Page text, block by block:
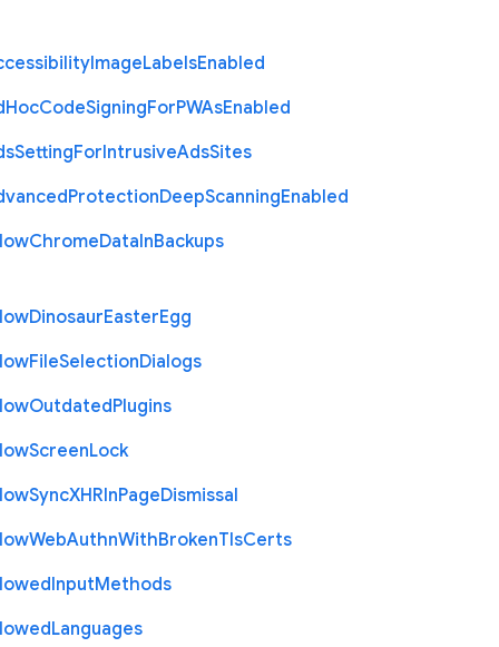
ImageLabelsEnabled
HocCodeSigningForPWAsEnabled
SettingForIntrusiveAdsSites
ProtectionDeepScanningEnabled
ChromeDataInBackups
DinosaurEasterEgg
FileSelectionDialogs
OutdatedPlugins
ScreenLock
SyncXHRInPageDismissal
WebAuthnWithBrokenTlsCerts
InputMethods
Languages